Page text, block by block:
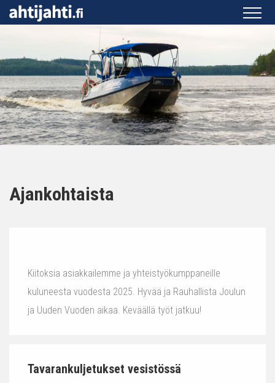
Ajankohtaista
Kiitoksia asiakkailemme ja yhteistyökumppaneille
kuluneesta vuodesta 2025. Hyvää ja Rauhallista Joulun
ja Uuden Vuoden aikaa. Keväällä työt jatkuu!
Tavarankuljetukset vesistössä